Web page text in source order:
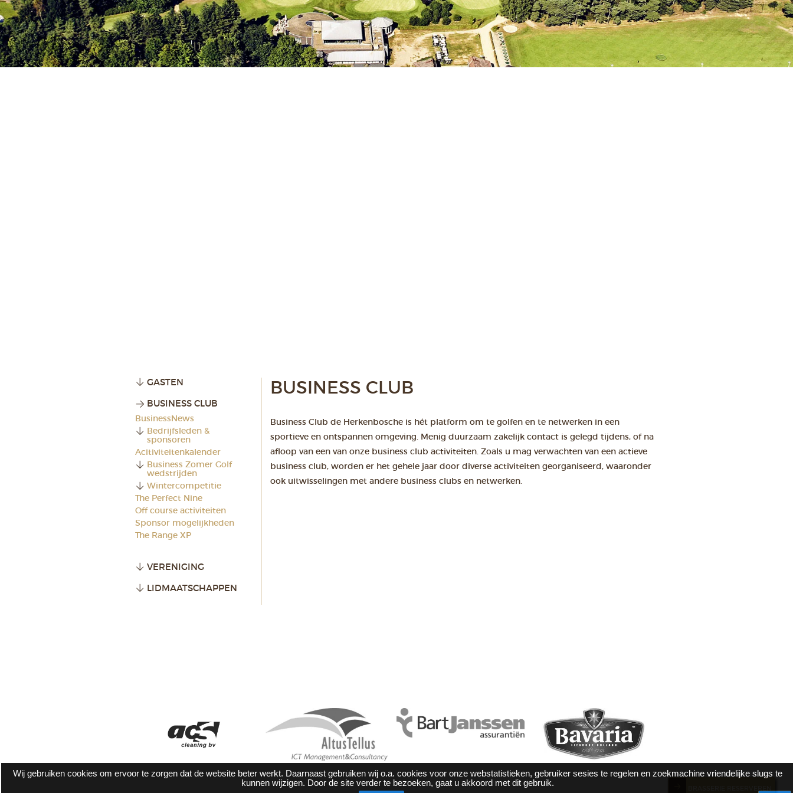
Wij gebruiken cookies om ervoor te zorgen dat de website beter werkt. Daarnaast gebruiken wij o.a. cookies voor onze webstatistieken, gebruiker sesies te regelen en zoekmachine vriendelijke slugs te
kunnen wijzigen. Door de site verder te bezoeken, gaat u akkoord met dit gebruik.
GASTEN
BUSINESS CLUB
BusinessNews
Bedrijfsleden &
sponsoren
Acitiviteitenkalender
Business Zomer Golf
wedstrijden
Wintercompetitie
The Perfect Nine
Off course activiteiten
Sponsor mogelijkheden
The Range XP
VERENIGING
LIDMAATSCHAPPEN
BUSINESS CLUB
Business Club de Herkenbosche is hét platform om te golfen en te netwerken in een
sportieve en ontspannen omgeving. Menig duurzaam zakelijk contact is gelegd tijdens, of na
afloop van een van onze business club activiteiten. Zoals u mag verwachten van een actieve
business club, worden er het gehele jaar door diverse activiteiten georganiseerd, waaronder
ook uitwisselingen met andere business clubs en netwerken.